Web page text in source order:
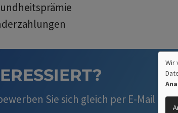
Sie sich gleich per E-Mail an
Wir